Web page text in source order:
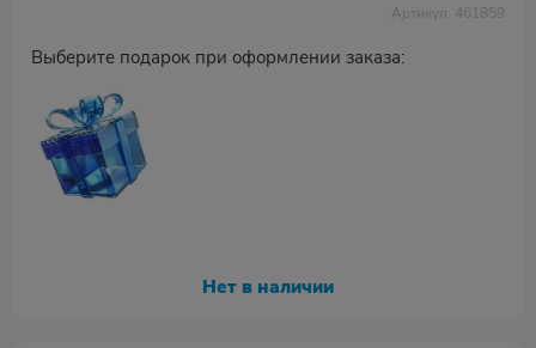
Артикул: 461859
Выберите подарок при оформлении заказа:
Нет в наличии